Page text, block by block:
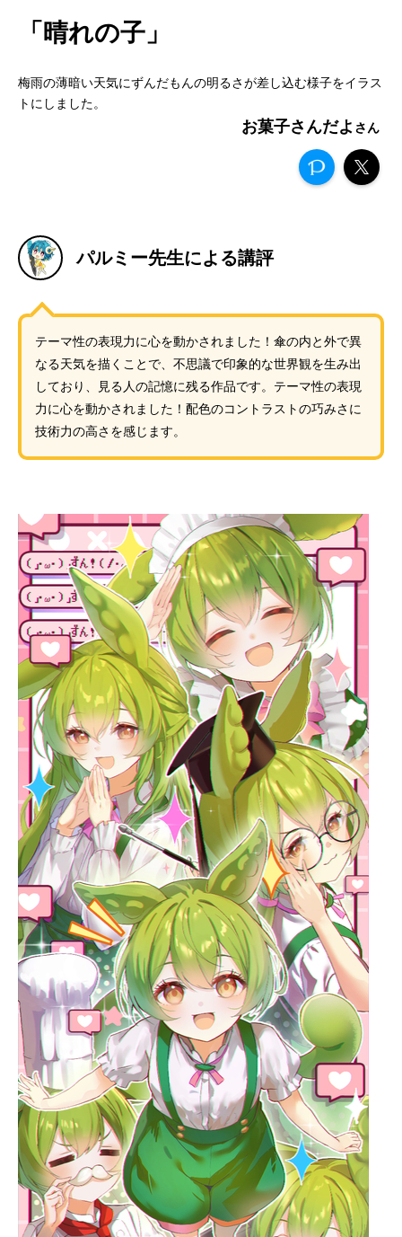
「晴れの子」
梅雨の薄暗い天気にずんだもんの明るさが差し込む様子をイラス
トにしました。
お菓子さんだよ
パルミー先生による講評
テーマ性の表現力に心を動かされました！傘の内と外で異
なる天気を描くことで、不思議で印象的な世界観を生み出
しており、見る人の記憶に残る作品です。テーマ性の表現
力に心を動かされました！配色のコントラストの巧みさに
技術力の高さを感じます。